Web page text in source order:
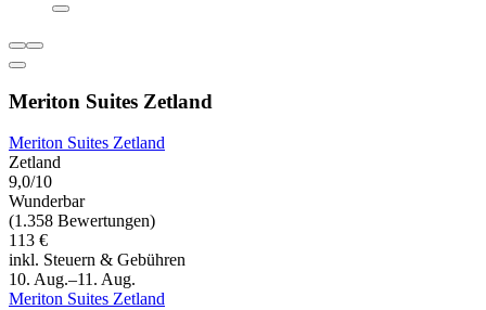
Meriton Suites Zetland
Meriton Suites Zetland
Zetland
9,0/10
Wunderbar
(1.358 Bewertungen)
113 €
inkl. Steuern & Gebühren
10. Aug.–11. Aug.
Meriton Suites Zetland